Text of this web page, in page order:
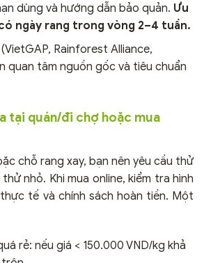
dùng và hướng dẫn bảo quản. Ưu
ngày rang trong vòng 2–4 tuần.
Rainforest Alliance,
quan tâm nguồn gốc và tiêu chuẩn
tại quán/đi chợ hoặc mua
chỗ rang xay, bạn nên yêu cầu thử
nhỏ. Khi mua online, kiểm tra hình
tế và chính sách hoàn tiền. Một
rẻ: nếu giá < 150.000 VND/kg khả